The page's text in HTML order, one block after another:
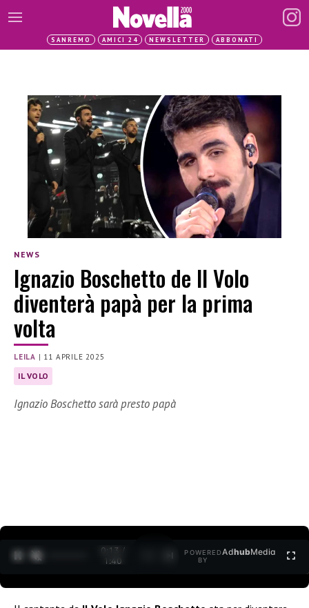
SANREMO AMICI 24 NEWSLETTER ABBONATI
NEWS
Ignazio Boschetto de Il Volo
diventerà papà per la prima
volta
LEILA | 11 APRILE 2025
IL VOLO
Ignazio Boschetto sarà presto papà
0:15 /
1:40
POWERED
BY
AdhubMedia